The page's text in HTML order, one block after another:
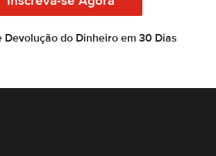
Devolução do Dinheiro em 30 Dias